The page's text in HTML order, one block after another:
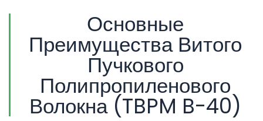
Основные
Преимущества Витого
Пучкового
Полипропиленового
Волокна (TBPM B-40)